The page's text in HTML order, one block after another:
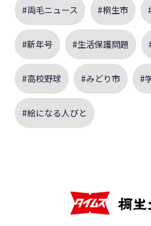
#両毛ニュース #桐生市
#新年号 #生活保護問題
#高校野球 #みどり市 #
#絵になる人びと